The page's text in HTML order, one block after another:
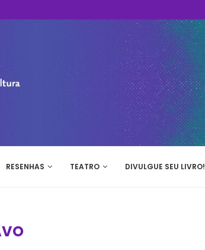
RESENHAS TEATRO DIVULGUE SEU LIVRO!